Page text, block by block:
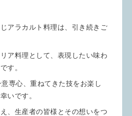
アラカルト料理は、引き続きご
ア料理として、表現したい味わ
す。
専心、重ねてきた技をお楽し
いです。
、生産者の皆様とその想いをつ